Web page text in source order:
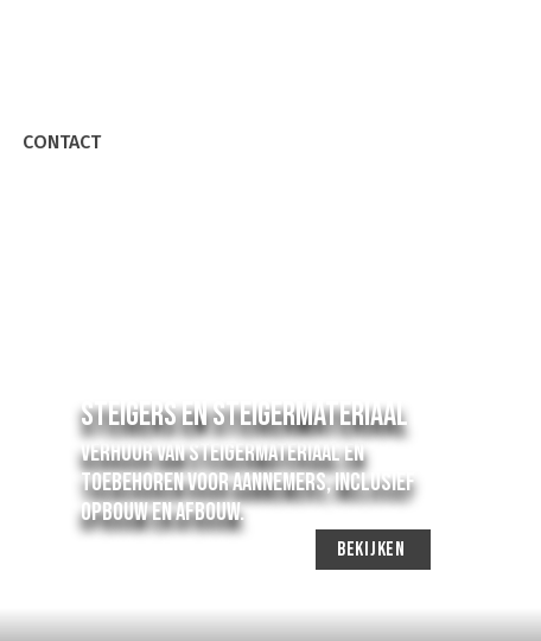
CONTACT
Verhuur van steigermateriaal en
toebehoren voor aannemers, inclusief
opbouw en afbouw.
BEKIJKEN
Steigers en steigermateriaal